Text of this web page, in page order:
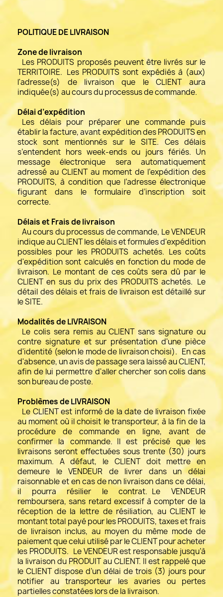
POLITIQUE DE LIVRAISON
Zone de livraison
Les PRODUITS proposés peuvent être livrés sur le
TERRITOIRE. Les PRODUITS sont expédiés à (aux)
l'adresse(s) de livraison que le CLIENT aura
indiquée(s) au cours du processus de commande.
Délai d’expédition
Les délais pour préparer une commande puis
établir la facture, avant expédition des PRODUITS en
stock sont mentionnés sur le SITE. Ces délais
s’entendent hors week-ends ou jours fériés. Un
message électronique sera automatiquement
adressé au CLIENT au moment de l’expédition des
PRODUITS, à condition que l’adresse électronique
figurant dans le formulaire d’inscription soit
correcte.
Délais et Frais de livraison
Au cours du processus de commande, Le VENDEUR
indique au CLIENT les délais et formules d'expédition
possibles pour les PRODUITS achetés. Les coûts
d'expédition sont calculés en fonction du mode de
livraison. Le montant de ces coûts sera dû par le
CLIENT en sus du prix des PRODUITS achetés. Le
détail des délais et frais de livraison est détaillé sur
le SITE.
Modalités de LIVRAISON
Le colis sera remis au CLIENT sans signature ou
contre signature et sur présentation d'une pièce
d'identité (selon le mode de livraison choisi). En cas
d'absence, un avis de passage sera laissé au CLIENT,
afin de lui permettre d'aller chercher son colis dans
son bureau de poste.
Problèmes de LIVRAISON
Le CLIENT est informé de la date de livraison fixée
au moment où il choisit le transporteur, à la fin de la
procédure de commande en ligne, avant de
confirmer la commande. Il est précisé que les
livraisons seront effectuées sous trente (30) jours
maximum. A défaut, le CLIENT doit mettre en
demeure le VENDEUR de livrer dans un délai
raisonnable et en cas de non livraison dans ce délai,
il pourra résilier le contrat. Le VENDEUR
remboursera, sans retard excessif à compter de la
réception de la lettre de résiliation, au CLIENT le
montant total payé pour les PRODUITS, taxes et frais
de livraison inclus, au moyen du même mode de
paiement que celui utilisé par le CLIENT pour acheter
les PRODUITS. Le VENDEUR est responsable jusqu’à
la livraison du PRODUIT au CLIENT. Il est rappelé que
le CLIENT dispose d’un délai de trois (3) jours pour
notifier au transporteur les avaries ou pertes
partielles constatées lors de la livraison.